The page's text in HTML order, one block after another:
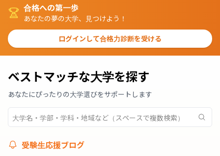
合格への第一歩
あなたの夢の大学、見つけよう！
ログインして合格力診断を受ける
ベストマッチな大学を探す
あなたにぴったりの大学選びをサポートします
受験生応援ブログ